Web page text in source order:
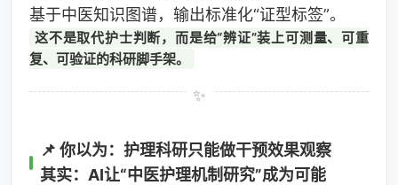
基于中医知识图谱，输出标准化“证型标签”。
这不是取代护士判断，而是给“辨证”装上可测量、可重
复、可验证的科研脚手架。
📌 你以为：护理科研只能做干预效果观察
其实：AI让“中医护理机制研究”成为可能